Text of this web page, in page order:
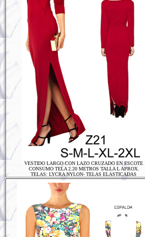
VESTIDO LARGO CON LAZO CRUZADO EN ESCOTE
CONSUMO TELA 2.20 METROS TALLA L APROX.
TELAS: LYCRA NYLON- TELAS ELASTICADAS